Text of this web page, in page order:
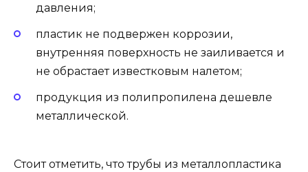
давления;
пластик не подвержен коррозии,
внутренняя поверхность не заиливается и
не обрастает известковым налетом;
продукция из полипропилена дешевле
металлической.
Стоит отметить, что трубы из металлопластика